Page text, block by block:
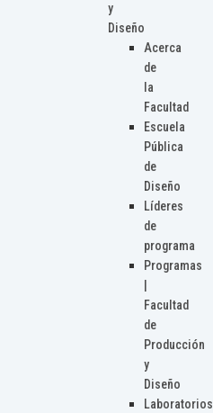
y
Diseño
Acerca
de
la
Facultad
Escuela
Pública
de
Diseño
Líderes
de
programa
Programas
Facultad
de
Producción
y
Diseño
Laboratorios